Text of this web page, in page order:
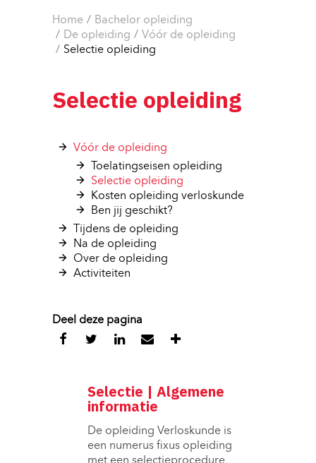
Home
Bachelor opleiding
De opleiding
Vóór de opleiding
Selectie opleiding
Selectie opleiding
Vóór de opleiding
Toelatingseisen opleiding
Selectie opleiding
Kosten opleiding verloskunde
Ben jij geschikt?
Tijdens de opleiding
Na de opleiding
Over de opleiding
Activiteiten
Deel deze pagina
Selectie | Algemene
informatie
De opleiding Verloskunde is
een numerus fixus opleiding